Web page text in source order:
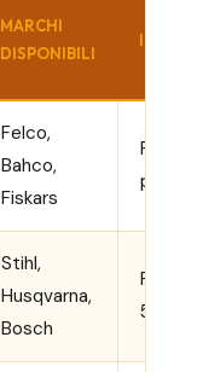
MARCHI
DISPONIBILI
IDEALE
Felco,
Bahco,
Fiskars
precisa
Stihl,
Husqvarna,
Bosch
Prati
500